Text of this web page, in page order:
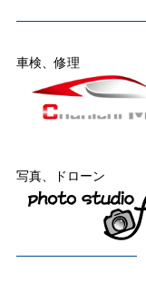
車検、修理
写真、ドローン